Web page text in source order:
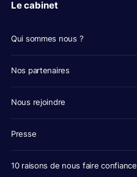
Le cabinet
Qui sommes nous ?
Nos partenaires
Nous rejoindre
Presse
10 raisons de nous faire confiance